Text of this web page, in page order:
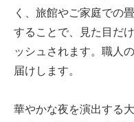
く、旅館やご家庭での
することで、見た目だ
ッシュされます。職人
届けします。
華やかな夜を演出する